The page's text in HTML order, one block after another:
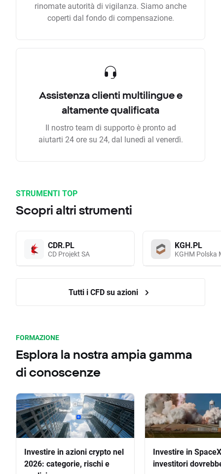
rinomate autorità di vigilanza. Siamo anche
coperti dal fondo di compensazione.
Assistenza clienti multilingue e
altamente qualificata
Il nostro team di supporto è pronto ad
aiutarti 24 ore su 24, dal lunedì al venerdì.
STRUMENTI TOP
Scopri altri strumenti
CDR.PL
CD Projekt SA
KGH.PL
KGHM Polska
Tutti i CFD su azioni
FORMAZIONE
Esplora la nostra ampia gamma
di conoscenze
Investire in azioni crypto nel
2026: categorie, rischi e
Investire in
investitori